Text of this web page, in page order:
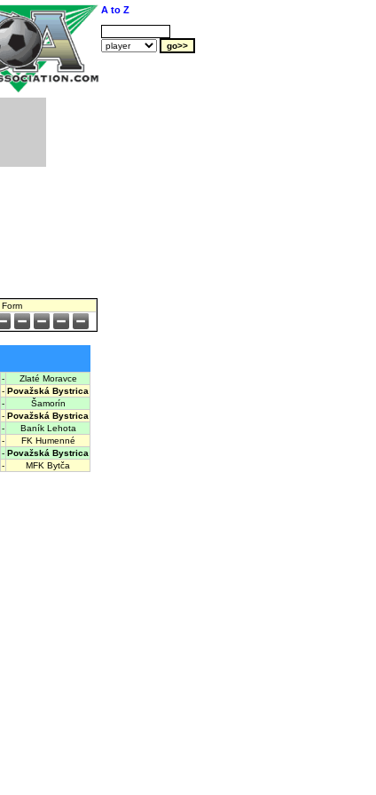
A to Z
Form
-
Zlaté Moravce
- Považská Bystrica
-
Šamorín
- Považská Bystrica
-
Baník Lehota
-
FK Humenné
- Považská Bystrica
- MFK Bytča